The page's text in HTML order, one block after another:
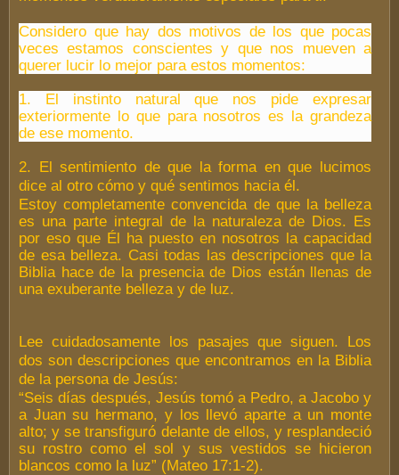
Considero que hay dos motivos de los que pocas
veces estamos conscientes y que nos mueven a
querer lucir lo mejor para estos momentos:
1. El instinto natural que nos pide expresar
exteriormente lo que para nosotros es la grandeza
de ese momento.
2. El sentimiento de que la forma en que lucimos
dice al otro cómo y qué sentimos hacia él.
Estoy completamente convencida de que la belleza
es una parte integral de la naturaleza de Dios. Es
por eso que Él ha puesto en nosotros la capacidad
de esa belleza. Casi todas las descripciones que la
Biblia hace de la presencia de Dios están llenas de
una exuberante belleza y de luz.
Lee cuidadosamente los pasajes que siguen. Los
dos son descripciones que encontramos en la Biblia
de la persona de Jesús:
“Seis días después, Jesús tomó a Pedro, a Jacobo y
a Juan su hermano, y los llevó aparte a un monte
alto; y se transfiguró delante de ellos, y resplandeció
su rostro como el sol y sus vestidos se hicieron
blancos como la luz” (Mateo 17:1-2).